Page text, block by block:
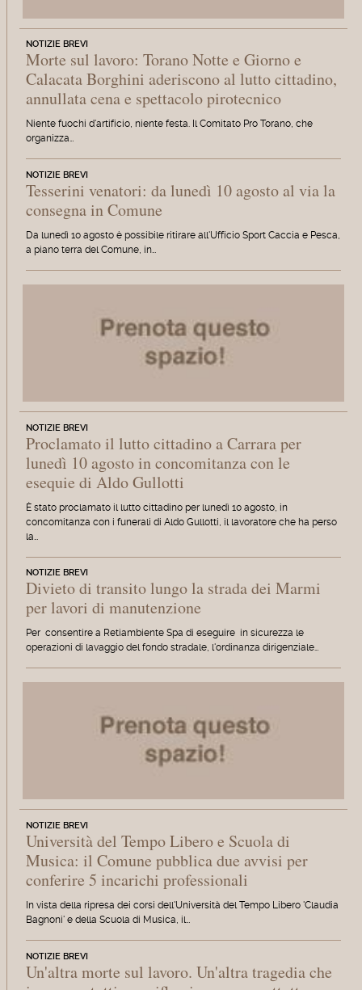
NOTIZIE BREVI
Morte sul lavoro: Torano Notte e Giorno e
Calacata Borghini aderiscono al lutto cittadino,
annullata cena e spettacolo pirotecnico
Niente fuochi d'artificio, niente festa. Il Comitato Pro Torano, che
organizza…
NOTIZIE BREVI
Tesserini venatori: da lunedì 10 agosto al via la
consegna in Comune
Da lunedì 10 agosto è possibile ritirare all'Ufficio Sport Caccia e Pesca,
a piano terra del Comune, in…
NOTIZIE BREVI
Proclamato il lutto cittadino a Carrara per
lunedì 10 agosto in concomitanza con le
esequie di Aldo Gullotti
È stato proclamato il lutto cittadino per lunedì 10 agosto, in
concomitanza con i funerali di Aldo Gullotti, il lavoratore che ha perso
la…
NOTIZIE BREVI
Divieto di transito lungo la strada dei Marmi
per lavori di manutenzione
Per consentire a Retiambiente Spa di eseguire in sicurezza le
operazioni di lavaggio del fondo stradale, l'ordinanza dirigenziale…
NOTIZIE BREVI
Università del Tempo Libero e Scuola di
Musica: il Comune pubblica due avvisi per
conferire 5 incarichi professionali
In vista della ripresa dei corsi dell'Università del Tempo Libero 'Claudia
Bagnoni' e della Scuola di Musica, il…
NOTIZIE BREVI
Un'altra morte sul lavoro. Un'altra tragedia che